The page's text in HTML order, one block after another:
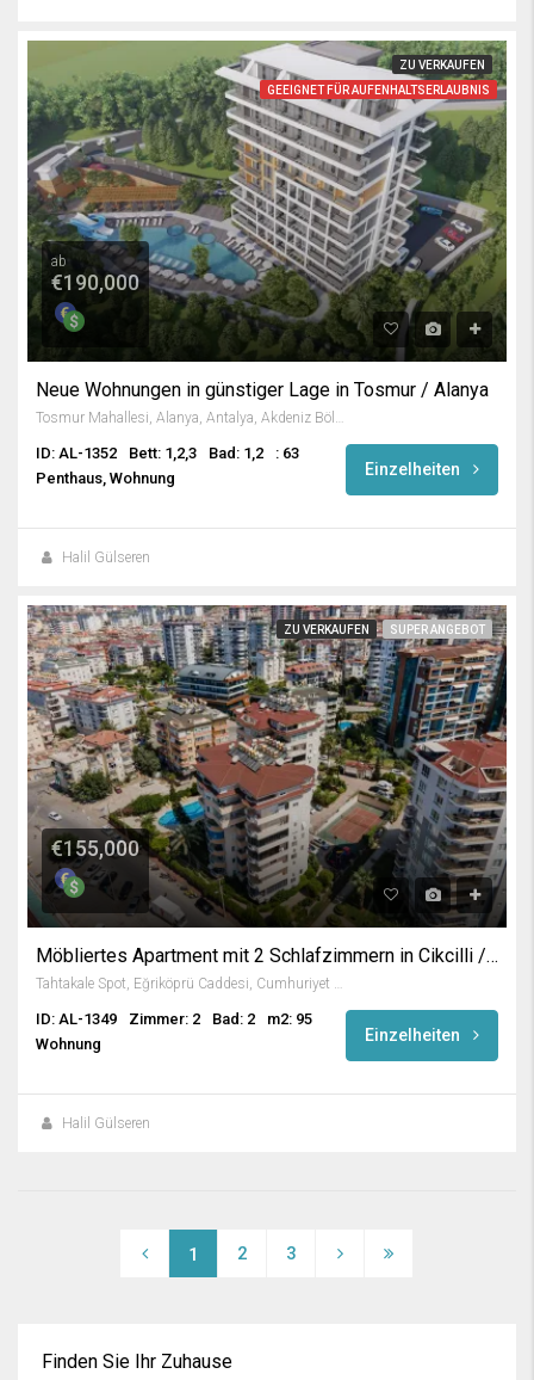
ZU VERKAUFEN
GEEIGNET FÜR AUFENHALTSERLAUBNIS
ab
€190,000
Neue Wohnungen in günstiger Lage in Tosmur / Alanya
Tosmur Mahallesi, Alanya, Antalya, Akdeniz Bölgesi, Türkiye
ID: AL-1352 Bett: 1,2,3 Bad: 1,2
: 63
Penthaus, Wohnung
Einzelheiten
Halil Gülseren
ZU VERKAUFEN SUPER ANGEBOT
€155,000
Möbliertes Apartment mit 2 Schlafzimmern in Cikcilli / Alanya
ID: AL-1349 Zimmer: 2 Bad: 2
m2: 95
Wohnung
Einzelheiten
Halil Gülseren
1 2 3
Finden Sie Ihr Zuhause